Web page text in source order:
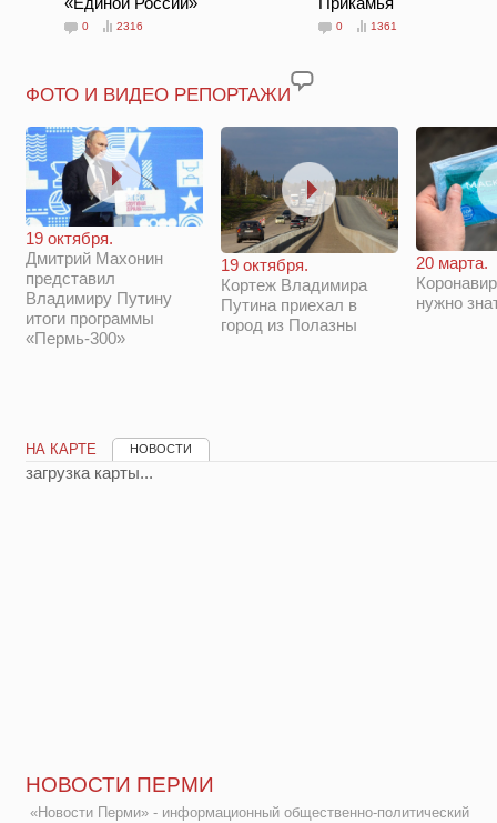
0 2316 0 1361
ФОТО И ВИДЕО РЕПОРТАЖИ
19 октября.
Дмитрий Махонин
представил
Владимиру Путину
итоги программы
«Пермь-300»
19 октября.
Кортеж Владимира
Путина приехал в
город из Полазны
20 марта.
нужно
НА КАРТЕ НОВОСТИ
загрузка карты...
НОВОСТИ ПЕРМИ
«Новости Перми» - информационный общественно-политический